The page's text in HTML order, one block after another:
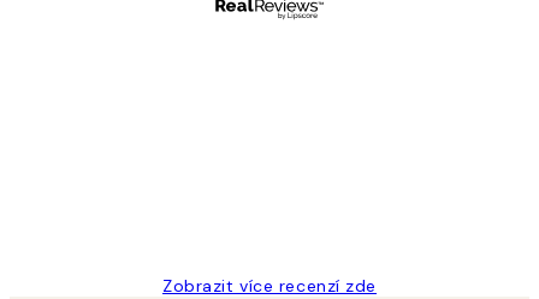
Zobrazit více recenzí zde